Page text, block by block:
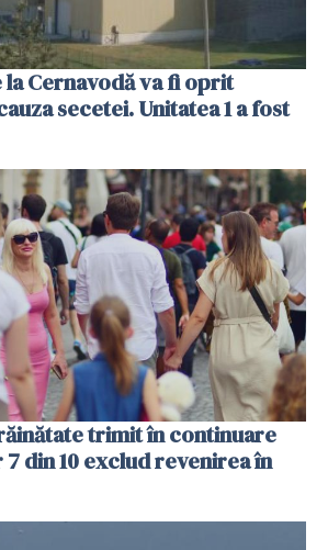
Cernavodă va fi oprit
secetei. Unitatea 1 a fost
trimit în continuare
7 din 10 exclud revenirea în